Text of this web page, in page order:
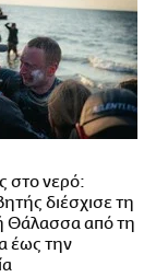
στο νερό:
διέσχισε τη
Θάλασσα από τη
έως την